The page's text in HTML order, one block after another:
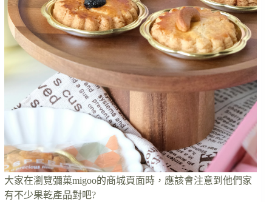
大家在瀏覽彌菓migoo的商城頁面時，應該會注意到他們家
有不少果乾產品對吧?